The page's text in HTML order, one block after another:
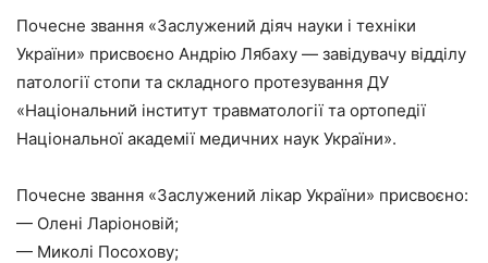
Почесне звання «Заслужений діяч науки і техніки
України» присвоєно Андрію Лябаху — завідувачу відділу
патології стопи та складного протезування ДУ
«Національний інститут травматології та ортопедії
Національної академії медичних наук України».
Почесне звання «Заслужений лікар України» присвоєно:
— Олені Ларіоновій;
— Миколі Посохову;